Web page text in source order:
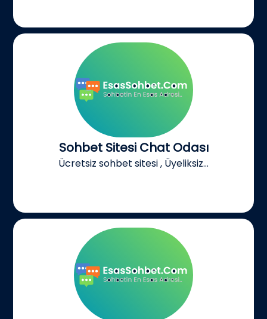
Sohbet Sitesi Chat Odası
Ücretsiz sohbet sitesi , Üyeliksiz...